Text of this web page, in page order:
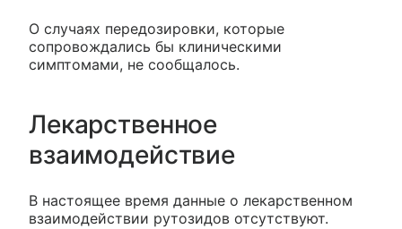
О случаях передозировки, которые
сопровождались бы клиническими
симптомами, не сообщалось.
Лекарственное
взаимодействие
В настоящее время данные о лекарственном
взаимодействии рутозидов отсутствуют.